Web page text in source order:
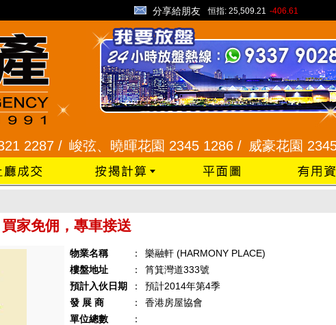
分享給朋友 恒指: 25,509.21 -406.61
2287 / 峻弦、曉暉花園 2345 1286 / 威豪花園 2345
買家免佣，專車接送
物業名稱 ：
樂融軒 (HARMONY PLACE)
樓盤地址
：
筲箕灣道333號
預計入伙日期
：
預計2014年第4季
發 展 商
：
香港房屋協會
單位總數
：